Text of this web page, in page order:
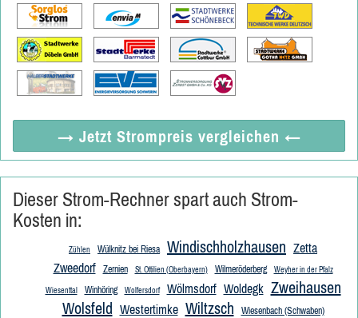
→ Jetzt Strompreis vergleichen ←
Dieser Strom-Rechner spart auch Strom-
Kosten in:
Zühlen Wülknitz bei Riesa Windischholzhausen Zetta
Zweedorf
Zernien St. Ottilien (Oberbayern) Wilmeröderberg Weyher in der Pfalz
Wiesenttal Winhöring Wolfersdorf Wölmsdorf Woldegk Zweihausen
Wolsfeld Westertimke Wiltzsch Wiesenbach (Schwaben)